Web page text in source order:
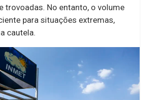
trovoadas. No entanto, o volume
para situações extremas,
cautela.